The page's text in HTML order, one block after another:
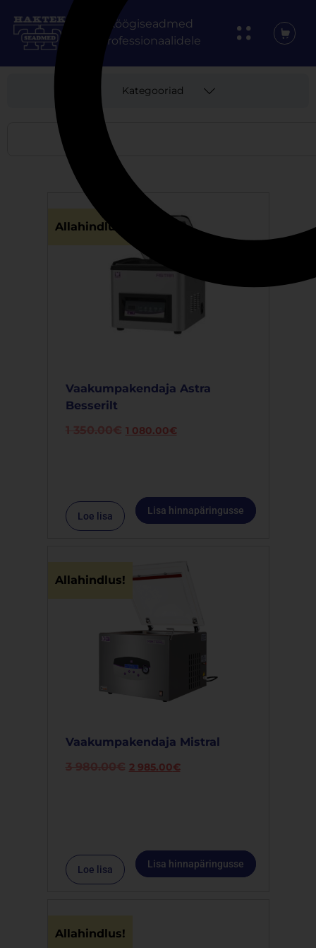
Köögiseadmed
professionaalidele
Kategooriad
Allahindlus!
Vaakumpakendaja Astra
Besserilt
1 350.00€ 1 080.00€
Loe lisa Lisa hinnapäringusse
Allahindlus!
Vaakumpakendaja Mistral
3 980.00€ 2 985.00€
Loe lisa Lisa hinnapäringusse
Allahindlus!